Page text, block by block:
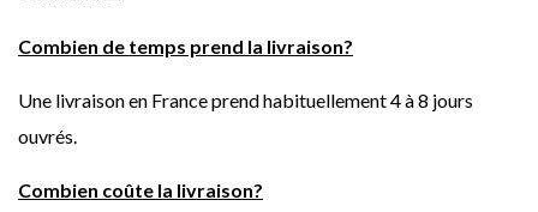
Combien de temps prend la livraison?
Une livraison en France prend habituellement 4 à 8 jours
ouvrés.
Combien coûte la livraison?